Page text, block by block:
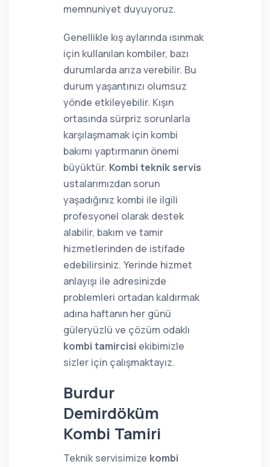
memnuniyet duyuyoruz.
Genellikle kış aylarında ısınmak
için kullanılan kombiler, bazı
durumlarda arıza verebilir. Bu
durum yaşantınızı olumsuz
yönde etkileyebilir. Kışın
ortasında sürpriz sorunlarla
karşılaşmamak için kombi
bakımı yaptırmanın önemi
büyüktür. Kombi teknik servis
ustalarımızdan sorun
yaşadığınız kombi ile ilgili
profesyonel olarak destek
alabilir, bakım ve tamir
hizmetlerinden de istifade
edebilirsiniz. Yerinde hizmet
anlayışı ile adresinizde
problemleri ortadan kaldırmak
adına haftanın her günü
güleryüzlü ve çözüm odaklı
kombi tamircisi ekibimizle
sizler için çalışmaktayız.
Burdur
Demirdöküm
Kombi Tamiri
Teknik servisimize kombi